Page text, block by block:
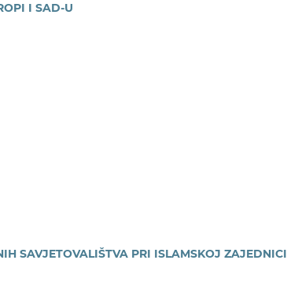
I SAD-U
SAVJETOVALIŠTVA PRI ISLAMSKOJ ZAJEDNICI